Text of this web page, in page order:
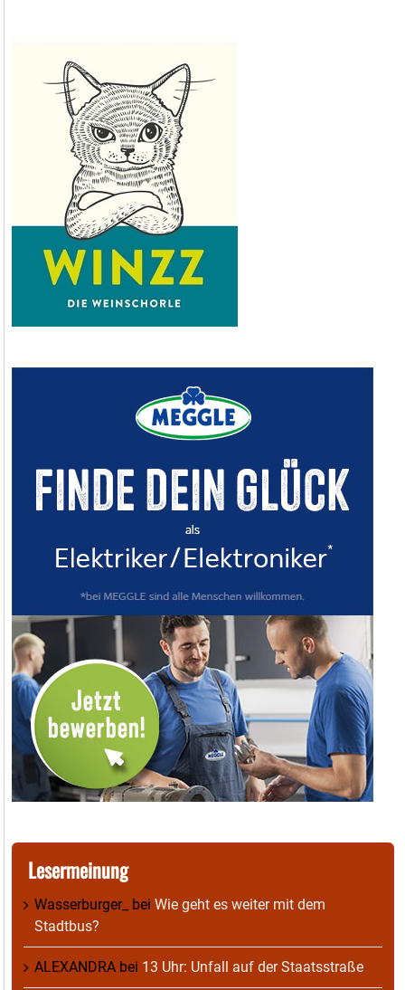
Lesermeinung
Wasserburger_ bei Wie geht es weiter mit dem
Stadtbus?
ALEXANDRA bei 13 Uhr: Unfall auf der Staatsstraße